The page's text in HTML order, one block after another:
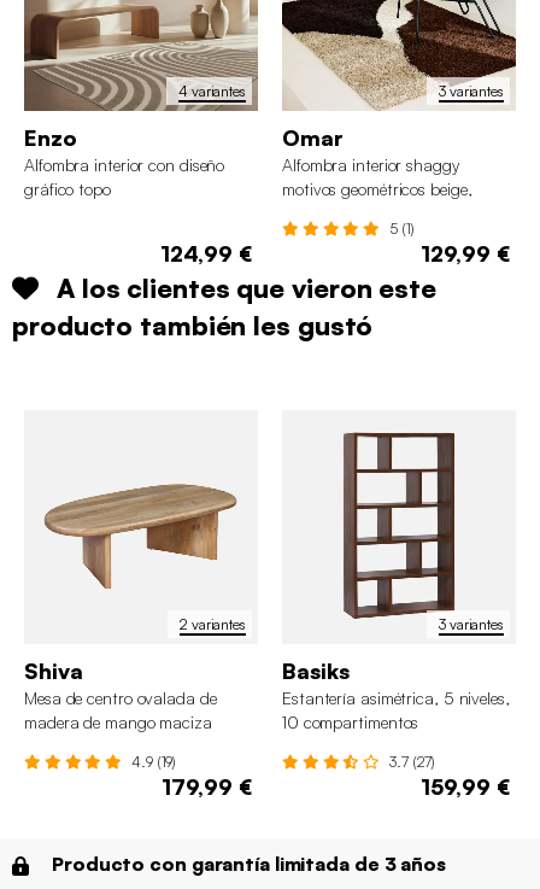
4 variantes
Enzo
Alfombra interior con diseño
gráfico topo
124,99 €
3 variantes
Omar
Alfombra interior shaggy
motivos geométricos beige,
5 (1)
129,99 €
A los clientes que vieron este
producto también les gustó
2 variantes
Shiva
Mesa de centro ovalada de
madera de mango maciza
4.9 (19)
179,99 €
3 variantes
Basiks
Estantería asimétrica, 5 niveles,
10 compartimentos
3.7 (27)
159,99 €
Producto con garantía limitada de 3 años